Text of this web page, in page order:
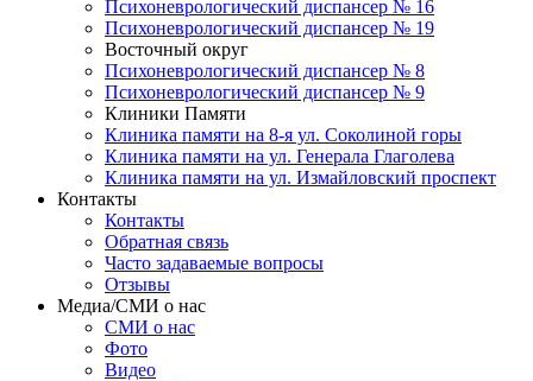
Психоневрологический диспансер № 16
Психоневрологический диспансер № 19
Восточный округ
Психоневрологический диспансер № 8
Психоневрологический диспансер № 9
Клиники Памяти
Клиника памяти на 8-я ул. Соколиной горы
Клиника памяти на ул. Генерала Глаголева
Клиника памяти на ул. Измайловский проспект
Контакты
Контакты
Обратная связь
Часто задаваемые вопросы
Отзывы
Медиа/СМИ о нас
СМИ о нас
Фото
Видео